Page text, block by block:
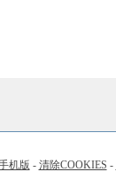
机版 - 清除COOKIES -